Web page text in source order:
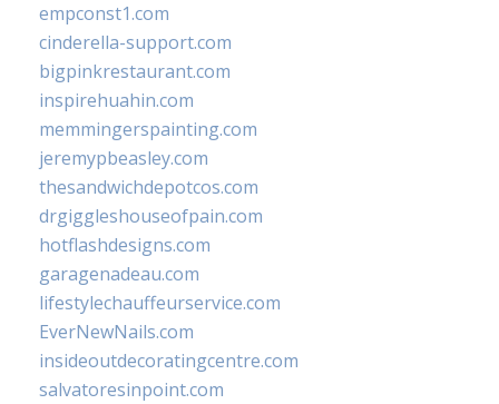
empconst1.com
cinderella-support.com
bigpinkrestaurant.com
inspirehuahin.com
memmingerspainting.com
jeremypbeasley.com
thesandwichdepotcos.com
drgiggleshouseofpain.com
hotflashdesigns.com
garagenadeau.com
lifestylechauffeurservice.com
EverNewNails.com
insideoutdecoratingcentre.com
salvatoresinpoint.com